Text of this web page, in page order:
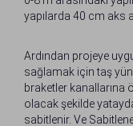
yapılarda 40 cm aks
Ardından projeye
sağlamak için taş
braketler kanallarına
olacak şekilde
sabitlenir. Ve